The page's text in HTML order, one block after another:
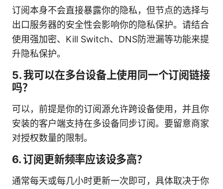
订阅本身不会直接暴露你的隐私，但节点的选择与
出口服务器的安全性会影响你的隐私保护。请结合
使用强加密、Kill Switch、DNS防泄漏等功能来提
升隐私保护。
5. 我可以在多台设备上使用同一个订阅链接
吗？
可以，前提是你的订阅源允许跨设备使用，并且你
安装的客户端支持在多设备同步订阅。要留意商家
对授权数量的限制。
6. 订阅更新频率应该设多高？
通常每天或每几小时更新一次即可，具体取决于你